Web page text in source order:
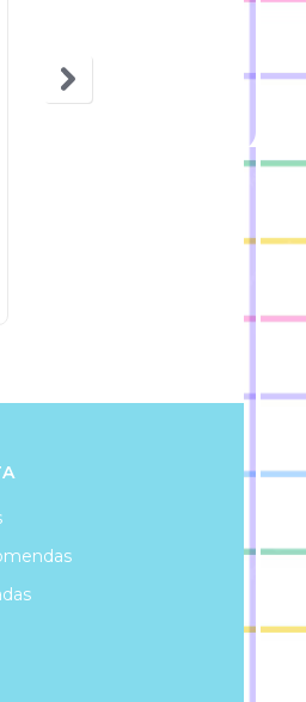
Asas de Fada – WToy